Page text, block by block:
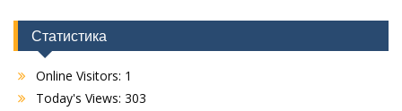
Статистика
Online Visitors: 1
Today's Views: 303